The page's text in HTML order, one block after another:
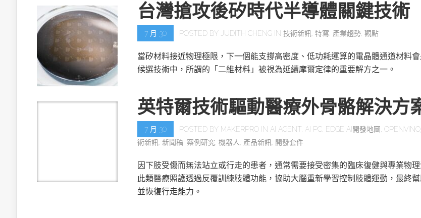
台灣搶攻後矽時代半導體關鍵技術
7 月 30 POSTED BY JUDITH CHENG IN 技術新訊 特寫 產業趨勢 觀點
當矽材料接近物理極限，下一個能支撐高密度、低功耗運算的電晶體通道材料
候選技術中，所謂的「二維材料」被視為延續摩爾定律的重要解方之一。
英特爾技術驅動醫療外骨骼解決方
7 月 30 POSTED BY MAKERPRO IN AI AGENT AI PC EDGE AI開發地圖
術新訊 新聞稿 案例研究 機器人 產品新訊 開發套件
因下肢受傷而無法站立或行走的患者，通常需要接受密集的臨床復健與專業物理
此類醫療照護透過反覆訓練肢體功能，協助大腦重新學習控制肢體運動，最終
並恢復行走能力。